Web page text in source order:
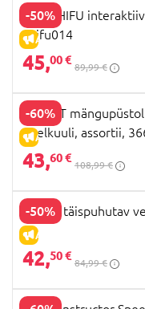
-50%
ALLAHINDLUS
PLAYSHIFU
Shifu014
45,00 €
89,99 €
-60%
ALLAHINDLUS
X-SHOT
geelkuuli, assortii,
43,60 €
108,99 €
-50%
ALLAHINDLUS
WAHU täispuhutav
42,50 €
84,99 €